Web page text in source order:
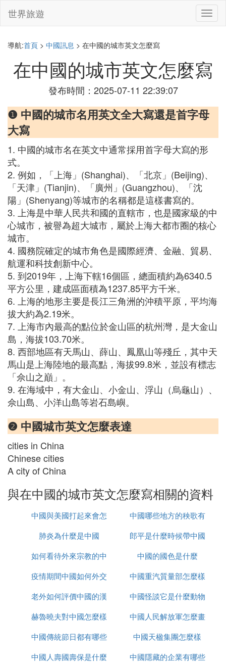
切
換
世界旅遊
導航:首頁 > 中國訊息 > 在中國的城市英文怎麼寫
在中國的城市英文怎麼寫
發布時間：2025-07-11 22:39:07
❶ 中國的城市名用英文全大寫還是首字母
大寫
1. 中國的城市名在英文中通常採用首字母大寫的形
式。
2. 例如，「上海」(Shanghai)、「北京」(Beijing)、
「天津」(Tianjin)、「廣州」(Guangzhou)、「沈
陽」(Shenyang)等城市的名稱都是這樣書寫的。
3. 上海是中華人民共和國的直轄市，也是國家級的中
心城市，被譽為超大城市，屬於上海大都市圈的核心
城市。
4. 國務院確定的城市角色是國際經濟、金融、貿易、
航運和科技創新中心。
5. 到2019年，上海下轄16個區，總面積約為6340.5
平方公里，建成區面積為1237.85平方千米。
6. 上海的地形主要是長江三角洲的沖積平原，平均海
拔大約為2.19米。
7. 上海市內最高的點位於金山區的杭州灣，是大金山
島，海拔103.70米。
8. 西部地區有天馬山、薛山、鳳凰山等殘丘，其中天
馬山是上海陸地的最高點，海拔99.8米，並設有標志
「佘山之巔」。
9. 在海域中，有大金山、小金山、浮山（烏龜山）、
佘山島、小洋山島等岩石島嶼。
❷ 中國城市英文怎麼表達
cities in China
Chinese cities
A city of China
與在中國的城市英文怎麼寫相關的資料
中國與美國打起來會怎
麼樣
中國哪些地方的秧歌有
名
肺炎為什麼是中國
郎平是什麼時候帶中國
女排的
如何看待外來宗教的中
國化
中國的國色是什麼
疫情期間中國如何外交
中國重汽質量部怎麼樣
老外如何評價中國的漢
服
中國怪談它是什麼動物
赫魯曉夫對中國怎麼樣
中國人民解放軍怎麼畫
的
中國傳統節日都有哪些
中國天楹集團怎麼樣
中國人壽國壽保是什麼
中國隱藏的企業有哪些